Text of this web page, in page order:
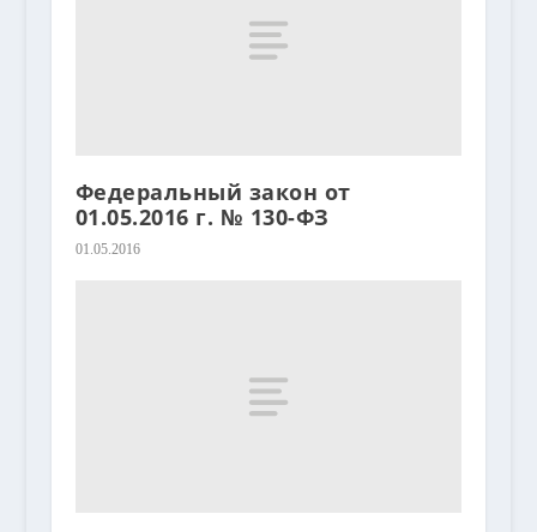
Федеральный закон от
01.05.2016 г. № 130-ФЗ
01.05.2016